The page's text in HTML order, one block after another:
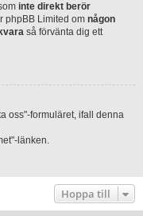
inte direkt berör
phpBB Limited om någon
så förvänta dig ett
oss"-formuläret, ifall denna
länken.
Hoppa till